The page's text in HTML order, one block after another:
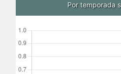
Por temporada